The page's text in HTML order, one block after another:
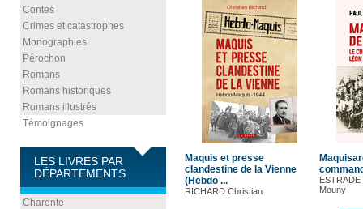
Contes
Crimes et catastrophes
Monographies
Pérochon
Romans
Romans historiques
Romans illustrés
Témoignages
LES LIVRES PAR
DÉPARTEMENTS
Charente
Maquis et presse
clandestine de la Vienne
(Hebdo ...
RICHARD Christian
Mouny